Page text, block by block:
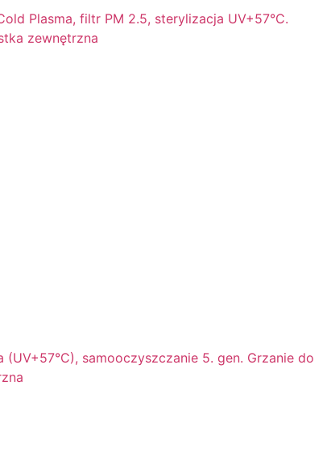
Plasma, filtr PM 2.5, sterylizacja UV+57°C.
zewnętrzna
samooczyszczanie 5. gen. Grzanie do